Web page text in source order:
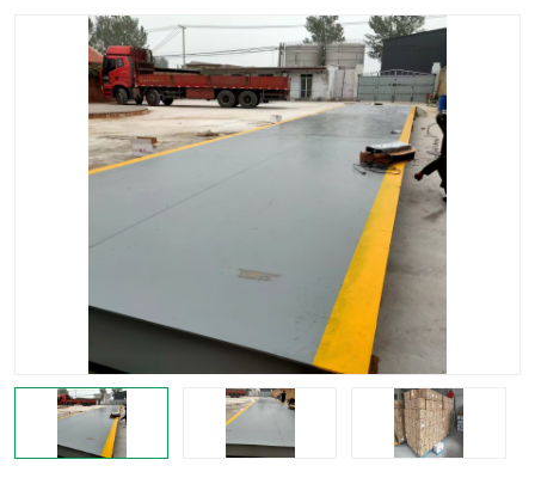
地磅传感器 废纸打包机
烘干机 食品烘干机
装载机电子秤 输送机
全自动输送机
食品螺旋塔
木材撕碎机
塑料撕碎机 金属撕碎机